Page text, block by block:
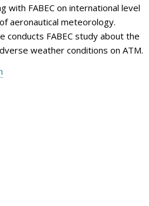
with FABEC on international level
aeronautical meteorology.
conducts FABEC study about the
weather conditions on ATM.